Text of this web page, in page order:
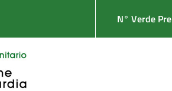
N° Verde